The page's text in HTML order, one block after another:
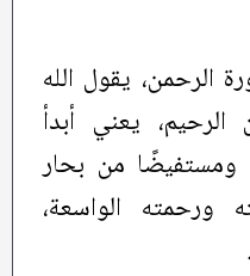
الرحمن، يقول الله
يعني أبدأ
ومستفيضًا من بحار
ورحمته الواسعة،